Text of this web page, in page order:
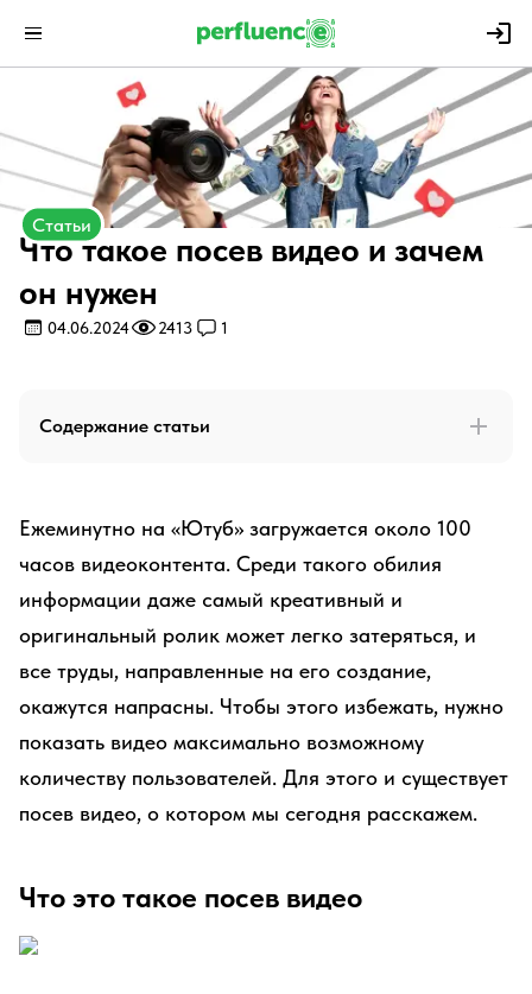
Статьи
Что такое посев видео и зачем
он нужен
04.06.2024 2413 1
Содержание статьи
Ежеминутно на «Ютуб» загружается около 100
часов видеоконтента. Среди такого обилия
информации даже самый креативный и
оригинальный ролик может легко затеряться, и
все труды, направленные на его создание,
окажутся напрасны. Чтобы этого избежать, нужно
показать видео максимально возможному
количеству пользователей. Для этого и существует
посев видео, о котором мы сегодня расскажем.
Что это такое посев видео